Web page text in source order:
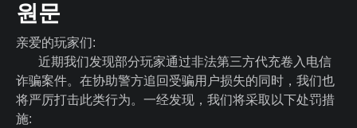
원문
亲爱的玩家们:
近期我们发现部分玩家通过非法第三方代充卷入电信
诈骗案件。在协助警方追回受骗用户损失的同时，我们也
将严厉打击此类行为。一经发现，我们将采取以下处罚措
施: